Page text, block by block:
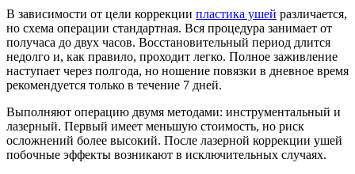
В зависимости от цели коррекции пластика ушей различается,
но схема операции стандартная. Вся процедура занимает от
получаса до двух часов. Восстановительный период длится
недолго и, как правило, проходит легко. Полное заживление
наступает через полгода, но ношение повязки в дневное время
рекомендуется только в течение 7 дней.
Выполняют операцию двумя методами: инструментальный и
лазерный. Первый имеет меньшую стоимость, но риск
осложнений более высокий. После лазерной коррекции ушей
побочные эффекты возникают в исключительных случаях.